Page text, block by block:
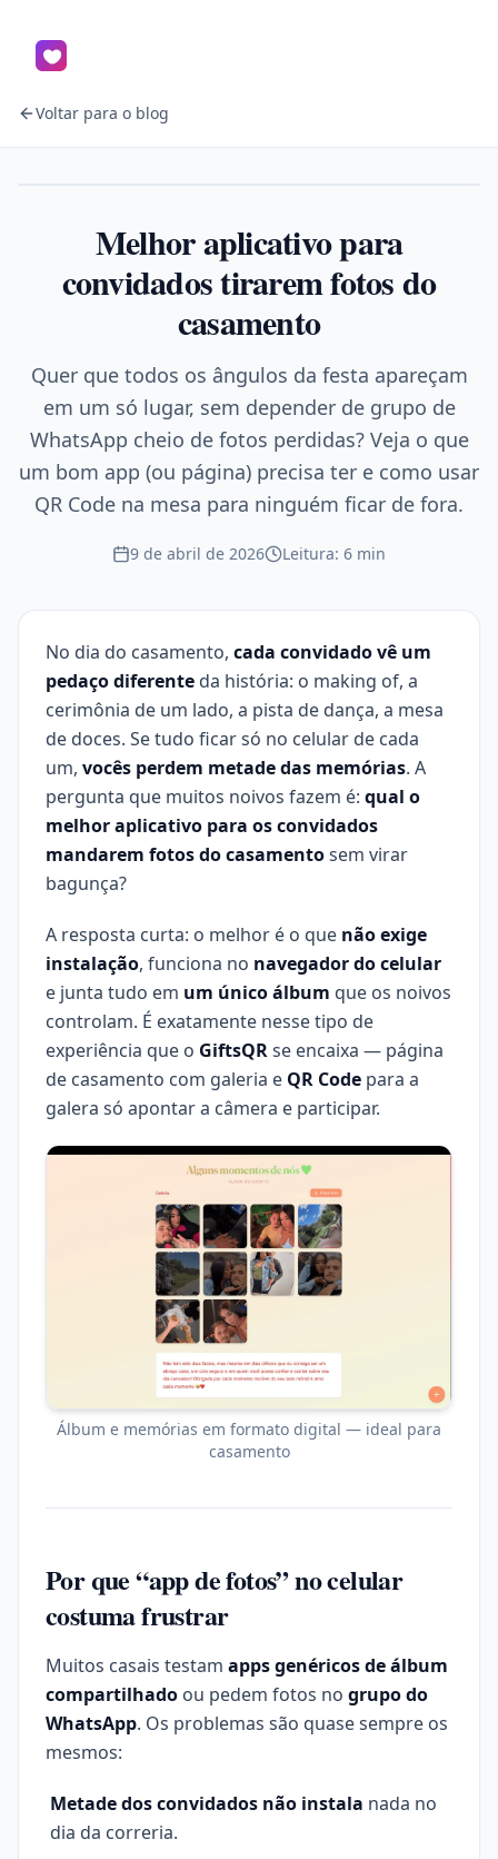
Voltar para o blog
Melhor aplicativo para
convidados tirarem fotos do
casamento
Quer que todos os ângulos da festa apareçam
em um só lugar, sem depender de grupo de
WhatsApp cheio de fotos perdidas? Veja o que
um bom app (ou página) precisa ter e como usar
QR Code na mesa para ninguém ficar de fora.
9 de abril de 2026 Leitura: 6 min
No dia do casamento, cada convidado vê um
pedaço diferente da história: o making of, a
cerimônia de um lado, a pista de dança, a mesa
de doces. Se tudo ficar só no celular de cada
um, vocês perdem metade das memórias. A
pergunta que muitos noivos fazem é: qual o
melhor aplicativo para os convidados
mandarem fotos do casamentosem virar
bagunça?
A resposta curta: o melhor é o que não exige
instalação, funciona no navegador do celular
e junta tudo em um único álbum que os noivos
controlam. É exatamente nesse tipo de
experiência que o GiftsQRse encaixa — página
de casamento com galeria e QR Code para a
galera só apontar a câmera e participar.
Álbum e memórias em formato digital — ideal para
casamento
Por que “app de fotos” no celular
costuma frustrar
Muitos casais testam apps genéricos de álbum
compartilhado ou pedem fotos no grupo do
WhatsApp. Os problemas são quase sempre os
mesmos:
Metade dos convidados não instala nada no
dia da correria.